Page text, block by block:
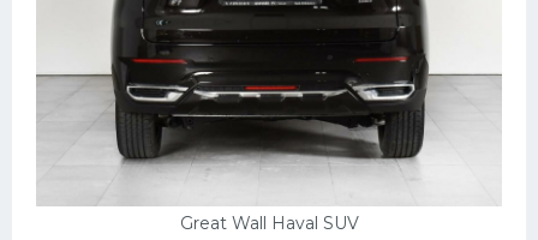
Great Wall Haval SUV